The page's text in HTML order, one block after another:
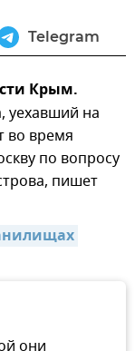
Telegram
Крым.
уехавший на
во время
по вопросу
пишет